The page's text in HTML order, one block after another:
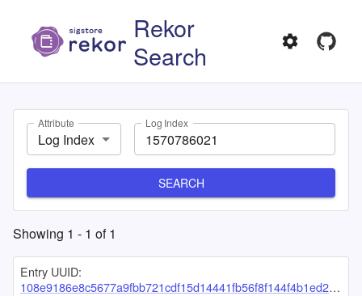
Rekor
Search
Attribute
Log Index
Log Index
SEARCH
Showing 1 - 1 of1
Entry UUID:
108e9186e8c5677a9fbb721cdf15d14441fb56f8f144f4b1ed21ffc45dfb123b4dd7b782c22b4b24